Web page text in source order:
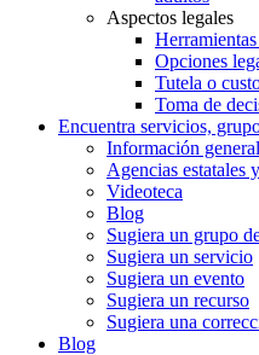
Aspectos legales
Opciones
Tutela o
Toma de
Encuentra servicios,
Información general
Agencias estatales
Videoteca
Blog
Sugiera un grupo
Sugiera un servicio
Sugiera un evento
Sugiera un recurso
Sugiera una
Blog